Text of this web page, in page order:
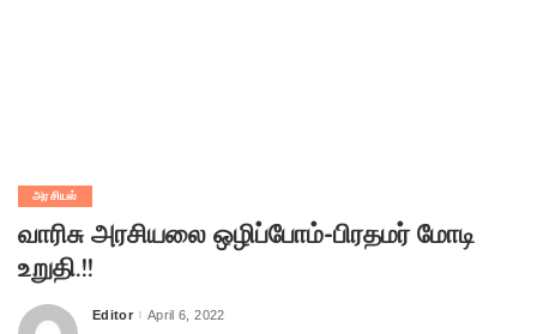
அரசியல்
வாரிசு அரசியலை ஒழிப்போம்-பிரதமர் மோடி
உறுதி.!!
Posted
Editor April 6, 2022